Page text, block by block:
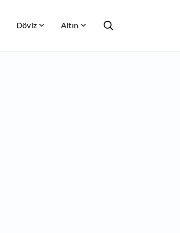
Döviz Altın